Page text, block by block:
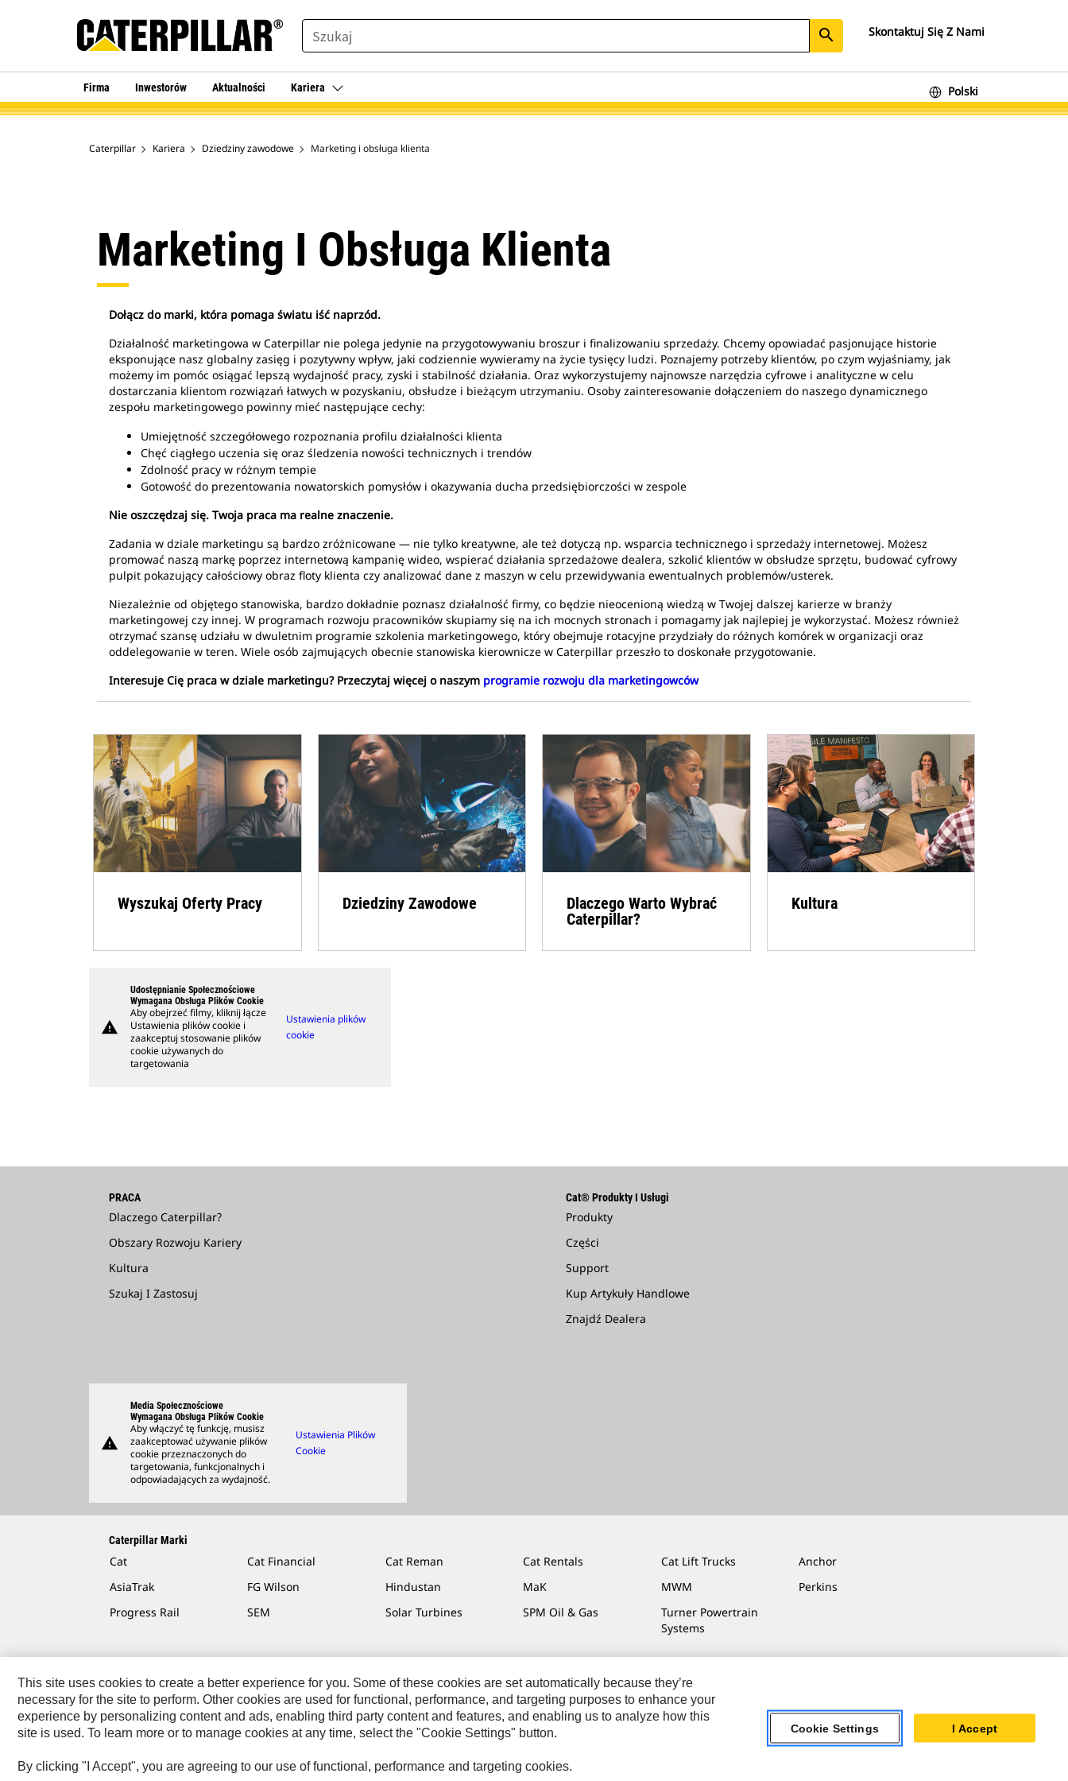
SEARCH search Skontaktuj Się Z Nami
Firma Inwestorów Aktualności Kariera Polski
Caterpillar Kariera Dziedziny zawodowe Marketing i obsługa klienta
Marketing I Obsługa Klienta
Dołącz do marki, która pomaga światu iść naprzód.
Działalność marketingowa w Caterpillar nie polega jedynie na przygotowywaniu broszur i finalizowaniu sprzedaży. Chcemy opowiadać pasjonujące historie
eksponujące nasz globalny zasięg i pozytywny wpływ, jaki codziennie wywieramy na życie tysięcy ludzi. Poznajemy potrzeby klientów, po czym wyjaśniamy, jak
możemy im pomóc osiągać lepszą wydajność pracy, zyski i stabilność działania. Oraz wykorzystujemy najnowsze narzędzia cyfrowe i analityczne w celu
dostarczania klientom rozwiązań łatwych w pozyskaniu, obsłudze i bieżącym utrzymaniu. Osoby zainteresowanie dołączeniem do naszego dynamicznego
zespołu marketingowego powinny mieć następujące cechy:
Umiejętność szczegółowego rozpoznania profilu działalności klienta
Chęć ciągłego uczenia się oraz śledzenia nowości technicznych i trendów
Zdolność pracy w różnym tempie
Gotowość do prezentowania nowatorskich pomysłów i okazywania ducha przedsiębiorczości w zespole
Nie oszczędzaj się. Twoja praca ma realne znaczenie.
Zadania w dziale marketingu są bardzo zróżnicowane — nie tylko kreatywne, ale też dotyczą np. wsparcia technicznego i sprzedaży internetowej. Możesz
promować naszą markę poprzez internetową kampanię wideo, wspierać działania sprzedażowe dealera, szkolić klientów w obsłudze sprzętu, budować cyfrowy
pulpit pokazujący całościowy obraz floty klienta czy analizować dane z maszyn w celu przewidywania ewentualnych problemów/usterek.
Niezależnie od objętego stanowiska, bardzo dokładnie poznasz działalność firmy, co będzie nieocenioną wiedzą w Twojej dalszej karierze w branży
marketingowej czy innej. W programach rozwoju pracowników skupiamy się na ich mocnych stronach i pomagamy jak najlepiej je wykorzystać. Możesz również
otrzymać szansę udziału w dwuletnim programie szkolenia marketingowego, który obejmuje rotacyjne przydziały do różnych komórek w organizacji oraz
oddelegowanie w teren. Wiele osób zajmujących obecnie stanowiska kierownicze w Caterpillar przeszło to doskonałe przygotowanie.
Interesuje Cię praca w dziale marketingu? Przeczytaj więcej o naszym programie rozwoju dla marketingowców
Wyszukaj Oferty Pracy Dziedziny Zawodowe
Dlaczego Warto Wybrać
Caterpillar?
Kultura
warning
Udostępnianie Społecznościowe
Wymagana Obsługa Plików Cookie
Aby obejrzeć filmy, kliknij łącze
Ustawienia plików cookie i
zaakceptuj stosowanie plików
cookie używanych do
targetowania
Ustawienia plików
cookie
PRACA
Dlaczego Caterpillar?
Obszary Rozwoju Kariery
Kultura
Szukaj I Zastosuj
Cat® Produkty I Usługi
Produkty
Części
Support
Kup Artykuły Handlowe
Znajdź Dealera
warning
Media Społecznościowe
Wymagana Obsługa Plików Cookie
Aby włączyć tę funkcję, musisz
zaakceptować używanie plików
cookie przeznaczonych do
targetowania, funkcjonalnych i
odpowiadających za wydajność.
Ustawienia Plików
Cookie
Caterpillar Marki
Cat Cat Financial Cat Reman Cat Rentals Cat Lift Trucks
Anchor
AsiaTrak
FG Wilson Hindustan MaK MWM
Perkins
Progress Rail
SEM Solar Turbines SPM Oil & Gas
Turner Powertrain
Systems
Contact Site Map Cookie Settings Legal Privacy Cat.com
© 2026 Caterpillar. All Rights Reserved.
This site uses cookies to create a better experience for you. Some of these cookies are set automatically because they’re
necessary for the site to perform. Other cookies are used for functional, performance, and targeting purposes to enhance your
experience by personalizing content and ads, enabling third party content and features, and enabling us to analyze how this
site is used. To learn more or to manage cookies at any time, select the "Cookie Settings" button.
By clicking "I Accept", you are agreeing to our use of functional, performance and targeting cookies.
Cookie Settings I Accept